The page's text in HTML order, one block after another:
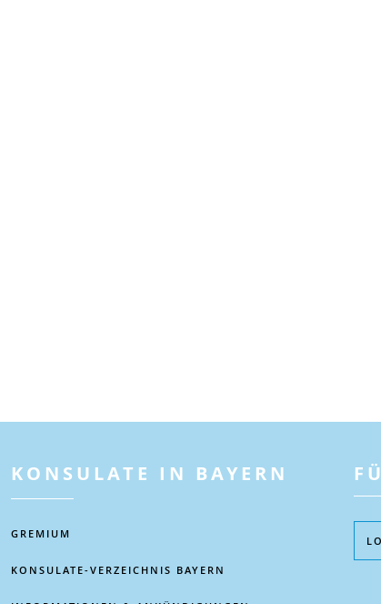
KONSULATE IN BAYERN
GREMIUM
KONSULATE-VERZEICHNIS BAYERN